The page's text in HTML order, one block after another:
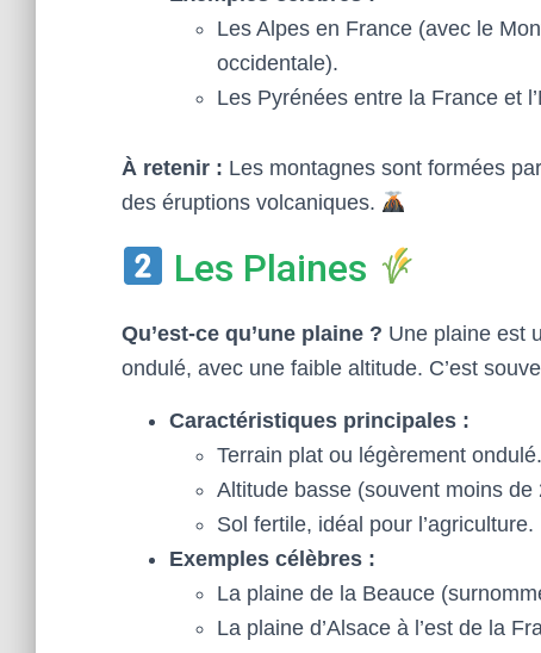
Les Alpes en France (avec le
occidentale).
Les Pyrénées entre la France et
À retenir : Les montagnes sont formées
des éruptions volcaniques.
Les Plaines
Qu’est-ce qu’une plaine ? Une plaine est
ondulé, avec une faible altitude. C’est
Caractéristiques principales :
Terrain plat ou légèrement ondulé.
Altitude basse (souvent moins de
Sol fertile, idéal pour l’agriculture.
Exemples célèbres :
La plaine de la Beauce
La plaine d’Alsace à l’est de la